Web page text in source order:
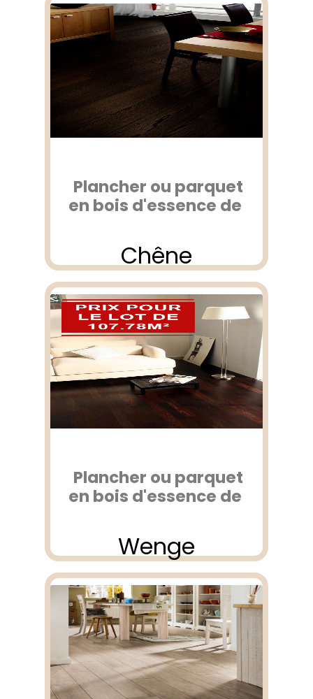
Plancher ou parquet
en bois d'essence de
Chêne
Plancher ou parquet
en bois d'essence de
Wenge